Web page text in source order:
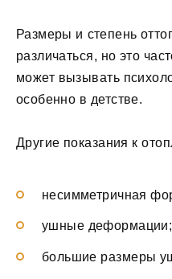
Размеры и степень
различаться, но это
может вызывать
особенно в детстве.
Другие показания к
несимметричная
ушные деформации;
большие размеры